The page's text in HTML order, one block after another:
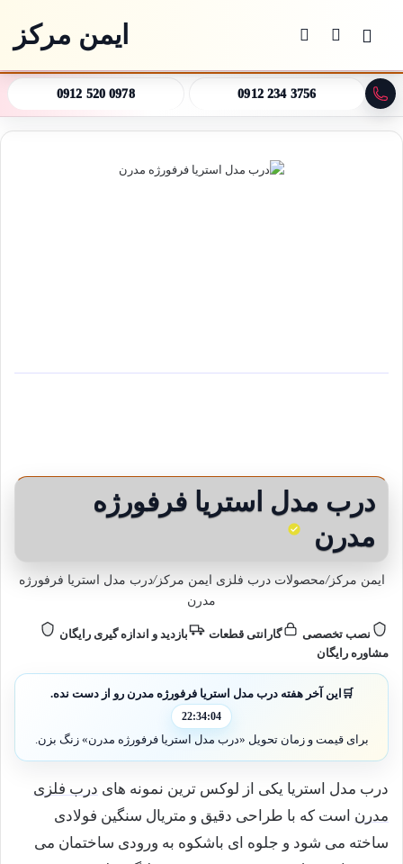
جستجو برای ایمن مرکز
0912 520 0978 0912 234 3756
درب مدل استریا فرفورژه
مدرن
ایمن مرکز/محصولات درب فلزی ایمن مرکز/درب مدل استریا فرفورژه
مدرن
نصب تخصصی گارانتی قطعات
بازدید و اندازه گیری رایگان
مشاوره رایگان
22:34:03
🛒 این آخر هفته درب مدل استریا فرفورژه مدرن رو از دست نده.
برای قیمت و زمان تحویل «درب مدل استریا فرفورژه مدرن» زنگ بزن.
درب مدل استریا یکی از لوکس ترین نمونه های درب فلزی
مدرن است که با طراحی دقیق و متریال سنگین فولادی
ساخته می شود و جلوه ای باشکوه به ورودی ساختمان می